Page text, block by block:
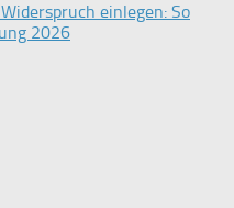
einlegen: So
2026